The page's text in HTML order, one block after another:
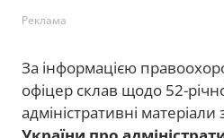
Реклама
За інформацією
офіцер склав щодо 52-
адміністративні матеріали